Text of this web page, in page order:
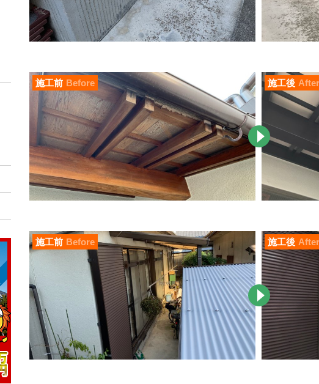
施工前 Before 施工後 After
施工前 Before 施工後 After